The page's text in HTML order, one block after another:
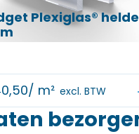
Plexiglas®
/ m² excl. BTW